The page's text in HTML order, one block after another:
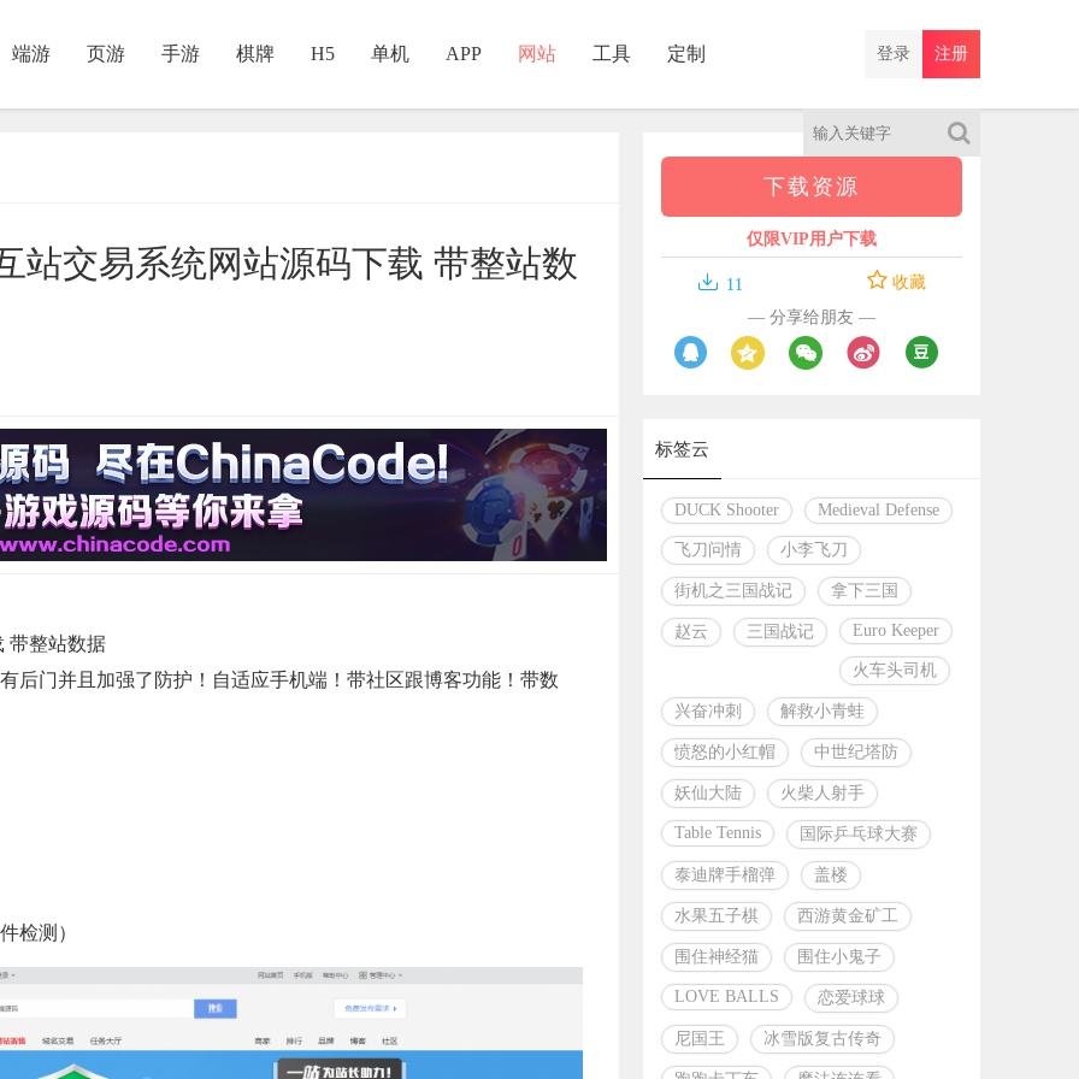
端游 页游 手游 棋牌 H5 单机 APP 网站 工具 定制 注册
登录
站交易系统网站源码下载 带整站数
带整站数据
后门并且加强了防护！自适应手机端！带社区跟博客功能！带数
检测）
下载资源
仅限VIP用户下载
 11
收藏
— 分享给朋友 —
标签云
DUCK Shooter Medieval Defense
飞刀问情 小李飞刀
街机之三国战记 拿下三国
赵云 三国战记 Euro Keeper
火车头司机
兴奋冲刺 解救小青蛙
愤怒的小红帽 中世纪塔防
妖仙大陆 火柴人射手
Table Tennis 国际乒乓球大赛
泰迪牌手榴弹 盖楼
水果五子棋 西游黄金矿工
围住神经猫 围住小鬼子
LOVE BALLS 恋爱球球
尼国王 冰雪版复古传奇